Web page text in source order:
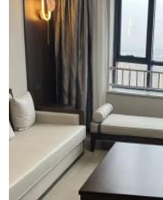
湖南张家界
湖南张家界天见酒
家界天见酒店进行
20日圆满完成。湖